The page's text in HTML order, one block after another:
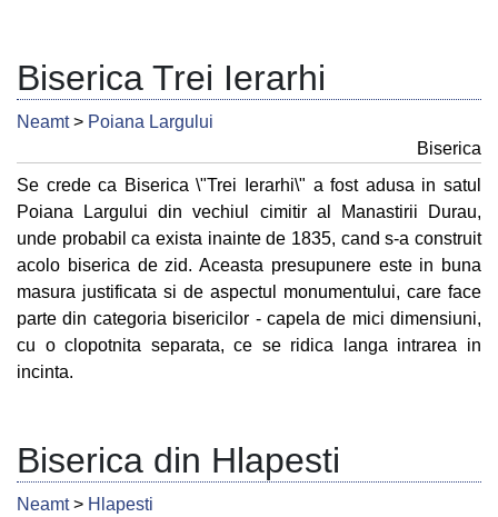
Biserica Trei Ierarhi
Neamt> Poiana Largului
Biserica
Se crede ca Biserica \"Trei Ierarhi\" a fost adusa in satul
Poiana Largului din vechiul cimitir al Manastirii Durau,
unde probabil ca exista inainte de 1835, cand s-a construit
acolo biserica de zid. Aceasta presupunere este in buna
masura justificata si de aspectul monumentului, care face
parte din categoria bisericilor - capela de mici dimensiuni,
cu o clopotnita separata, ce se ridica langa intrarea in
incinta.
Biserica din Hlapesti
Neamt> Hlapesti